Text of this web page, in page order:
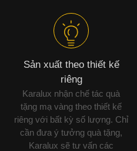
Sản xuất theo thiết kế
riêng
Karalux nhận chế tác quà
tặng mạ vàng theo thiết kế
riêng với bất kỳ số lượng. Chỉ
cần đưa ý tưởng quà tặng,
Karalux sẽ tư vấn các